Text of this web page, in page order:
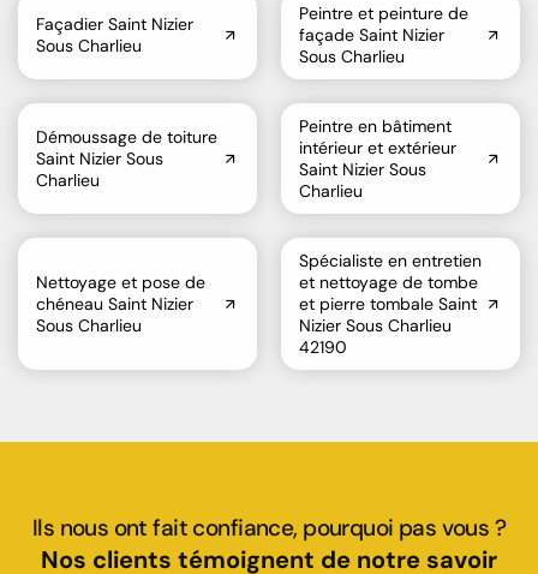
Façadier Saint Nizier
Sous Charlieu
Peintre et peinture de
façade Saint Nizier
Sous Charlieu
Démoussage de toiture
Saint Nizier Sous
Charlieu
Peintre en bâtiment
intérieur et extérieur
Saint Nizier Sous
Charlieu
Nettoyage et pose de
chéneau Saint Nizier
Sous Charlieu
Spécialiste en entretien
et nettoyage de tombe
et pierre tombale Saint
Nizier Sous Charlieu
42190
Ils nous ont fait confiance, pourquoi pas vous ?
Nos clients témoignent de notre savoir